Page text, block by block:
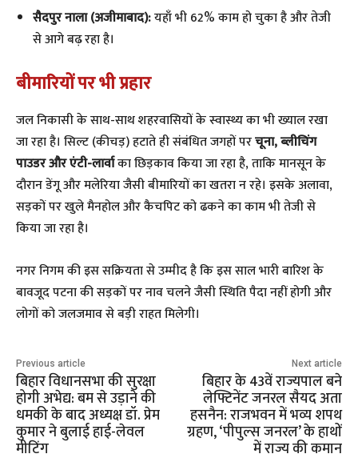
सैदपुर नाला (अजीमाबाद):यहाँ भी 62% काम हो चुका है और तेजी
से आगे बढ़ रहा है।
बीमारियों पर भी प्रहार
​जल निकासी के साथ-साथ शहरवासियों के स्वास्थ्य का भी ख्याल रखा
जा रहा है। सिल्ट (कीचड़) हटाते ही संबंधित जगहों परचूना, ब्लीचिंग
पाउडर और एंटी-लार्वाका छिड़काव किया जा रहा है, ताकि मानसून के
दौरान डेंगू और मलेरिया जैसी बीमारियों का खतरा न रहे। इसके अलावा,
सड़कों पर खुले मैनहोल और कैचपिट को ढकने का काम भी तेजी से
किया जा रहा है।
​नगर निगम की इस सक्रियता से उम्मीद है कि इस साल भारी बारिश के
बावजूद पटना की सड़कों पर नाव चलने जैसी स्थिति पैदा नहीं होगी और
लोगों को जलजमाव से बड़ी राहत मिलेगी।
Previous article
बिहार विधानसभा की सुरक्षा
होगी अभेद्य: बम से उड़ाने की
धमकी के बाद अध्यक्ष डॉ. प्रेम
कुमार ने बुलाई हाई-लेवल
मीटिंग
Next article
बिहार के 43वें राज्यपाल बने
लेफ्टिनेंट जनरल सैयद अता
हसनैन: राजभवन में भव्य शपथ
ग्रहण, ‘पीपुल्स जनरल’ के हाथों
में राज्य की कमान